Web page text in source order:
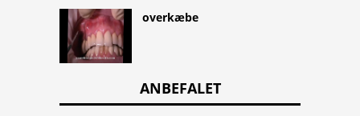
overkæbe
ANBEFALET